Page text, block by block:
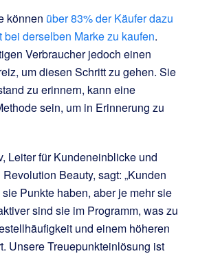
können über 83% der Käufer dazu
bei derselben Marke zu kaufen.
Verbraucher jedoch einen
um diesen Schritt zu gehen. Sie
zu erinnern, kann eine
sein, um in Erinnerung zu
Leiter für Kundeneinblicke und
Beauty, sagt: „Kunden
Punkte haben, aber je mehr sie
sind sie im Programm, was zu
und einem höheren
Unsere Treuepunkteinlösung ist